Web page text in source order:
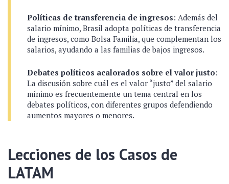
Políticas de transferencia de ingresos: Además del
salario mínimo, Brasil adopta políticas de transferencia
de ingresos, como Bolsa Familia, que complementan los
salarios, ayudando a las familias de bajos ingresos.
Debates políticos acalorados sobre el valor justo:
La discusión sobre cuál es el valor “justo” del salario
mínimo es frecuentemente un tema central en los
debates políticos, con diferentes grupos defendiendo
aumentos mayores o menores.
Lecciones de los Casos de
LATAM